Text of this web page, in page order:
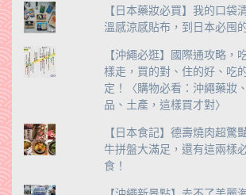
【日本藥妝必買】我的口袋
溫感涼感貼布，到日本必囤
【沖繩必逛】國際通攻略，
樣走，買的對、住的好、吃
定！〈購物必看：沖繩藥妝
品、土產，這樣買才對〉
【日本食記】德壽燒肉超驚
牛拼盤大滿足，還有這兩樣
食！